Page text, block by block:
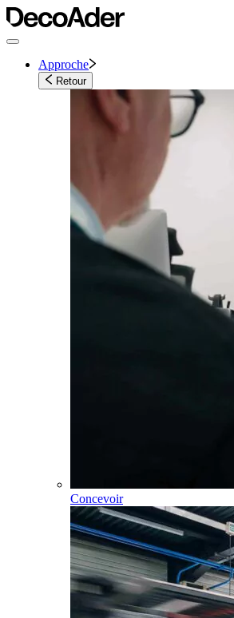
Approche
Retour
Concevoir